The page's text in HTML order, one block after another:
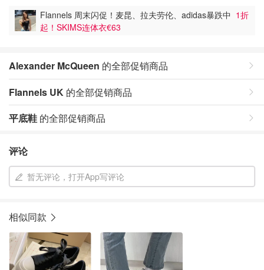
Flannels 周末闪促！麦昆、拉夫劳伦、adidas暴跌中 1折
起！SKIMS连体衣€63
Alexander McQueen 的全部促销商品
Flannels UK 的全部促销商品
平底鞋 的全部促销商品
评论
暂无评论，打开App写评论
相似同款